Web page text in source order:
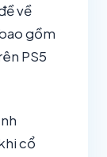
về
gồm
PS5
cổ